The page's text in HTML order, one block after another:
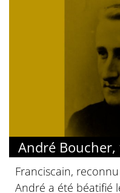
André Boucher,
Franciscain,
André a été béatifié